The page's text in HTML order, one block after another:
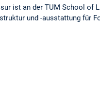
ist an der TUM School of
und -ausstattung für